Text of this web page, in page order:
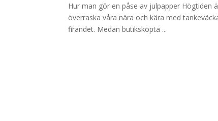
Hur man gör en påse av julpapper
överraska våra nära och kära med
firandet. Medan butiksköpta ...